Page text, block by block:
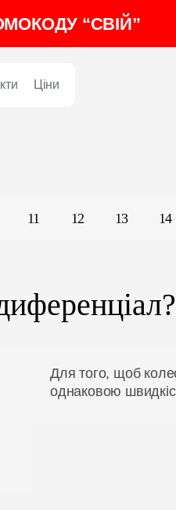
“СВІЙ”
Ціни
11 12 13 14
Для того, щоб
однаковою